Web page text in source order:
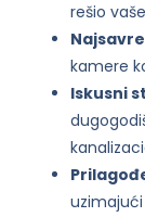
rešio
kamere
Iskusni